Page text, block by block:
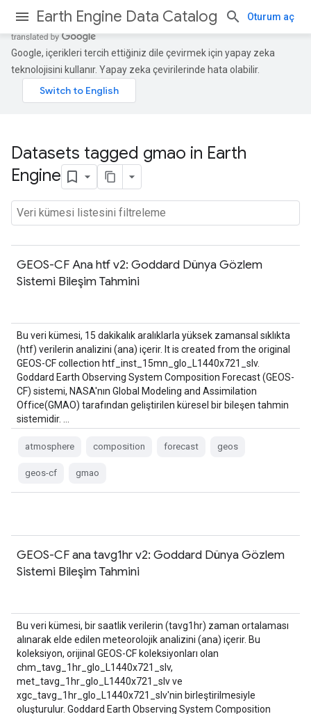
Earth Engine Data Catalog Oturum aç
Google, içerikleri tercih ettiğiniz dile çevirmek için yapay zeka
teknolojisini kullanır. Yapay zeka çevirilerinde hata olabilir.
Datasets tagged gmao in Earth
Engine
GEOS-CF Ana htf v2: Goddard Dünya Gözlem
Sistemi Bileşim Tahmini
Bu veri kümesi, 15 dakikalık aralıklarla yüksek zamansal sıklıkta
(htf) verilerin analizini (ana) içerir. It is created from the original
GEOS-CF collection htf_inst_15mn_glo_L1440x721_slv.
Goddard Earth Observing System Composition Forecast (GEOS-
CF) sistemi, NASA'nın Global Modeling and Assimilation
Office(GMAO) tarafından geliştirilen küresel bir bileşen tahmin
sistemidir. …
atmosphere composition forecast geos
geos-cf gmao
GEOS-CF ana tavg1hr v2: Goddard Dünya Gözlem
Sistemi Bileşim Tahmini
Bu veri kümesi, bir saatlik verilerin (tavg1hr) zaman ortalaması
alınarak elde edilen meteorolojik analizini (ana) içerir. Bu
koleksiyon, orijinal GEOS-CF koleksiyonları olan
chm_tavg_1hr_glo_L1440x721_slv,
met_tavg_1hr_glo_L1440x721_slv ve
xgc_tavg_1hr_glo_L1440x721_slv'nin birleştirilmesiyle
oluşturulur. Goddard Earth Observing System Composition